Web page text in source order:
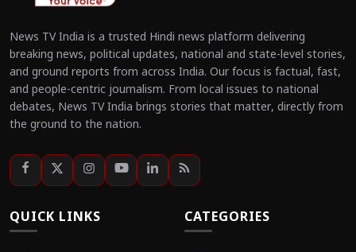
News TV India is a trusted Hindi news platform delivering
breaking news, political updates, national and state-level stories,
and ground reports from across India. Our focus is factual, fast,
and people-centric journalism. From local issues to national
debates, News TV India brings stories that matter, directly from
the ground to the nation.
QUICK LINKS CATEGORIES